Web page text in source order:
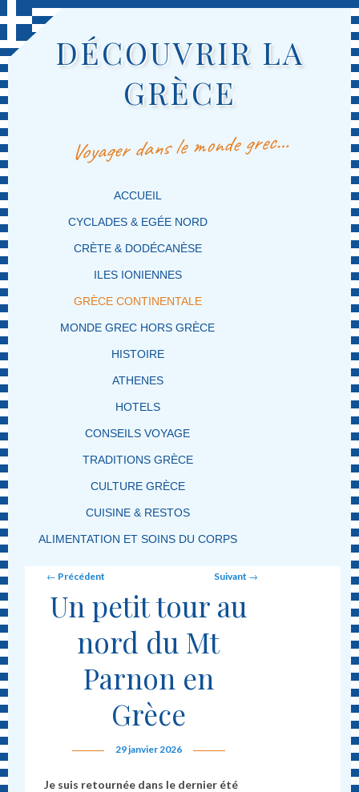
DÉCOUVRIR LA
GRÈCE
Voyager dans le monde grec…
MENU PRINCIPAL
MASQUER LA NAVIGATION PRINCIPALE
MASQUER LA NAVIGATION SECONDAIRE
ACCUEIL
CYCLADES & EGÉE NORD
CRÈTE & DODÉCANÈSE
ILES IONIENNES
GRÈCE CONTINENTALE
MONDE GREC HORS GRÈCE
HISTOIRE
ATHENES
HOTELS
CONSEILS VOYAGE
TRADITIONS GRÈCE
CULTURE GRÈCE
CUISINE & RESTOS
ALIMENTATION ET SOINS DU CORPS
Post navigation
← Précédent Suivant →
Un petit tour au
nord du Mt
Parnon en
Grèce
29 janvier 2026
Je suis retournée dans le dernier été